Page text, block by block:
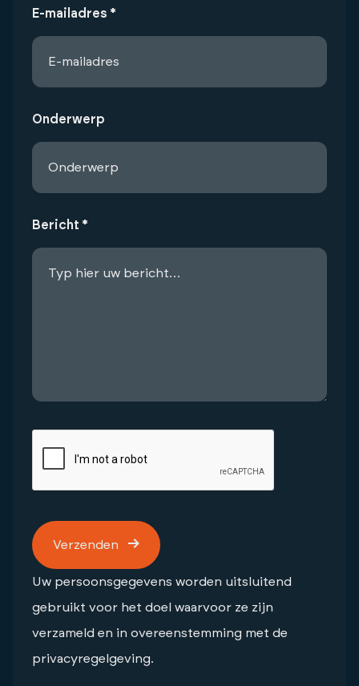
E-mailadres *
Onderwerp
Bericht *
Verzenden
Uw persoonsgegevens worden uitsluitend
gebruikt voor het doel waarvoor ze zijn
verzameld en in overeenstemming met de
privacyregelgeving.